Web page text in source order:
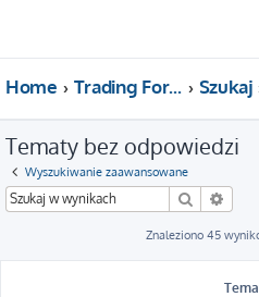
Home Trading For a Living Szukaj
Tematy bez odpowiedzi
Wyszukiwanie zaawansowane
Szukaj
Znaleziono 45